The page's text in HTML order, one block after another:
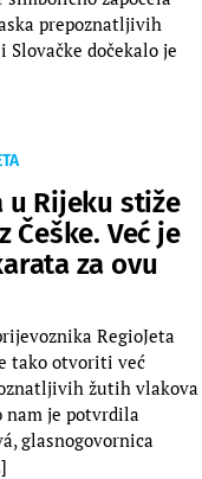
prepoznatljivih
Slovačke dočekalo je
u Rijeku stiže
Već je
za ovu
RegioJeta
tako otvoriti već
žutih vlakova
nam je potvrdila
glasnogovornica